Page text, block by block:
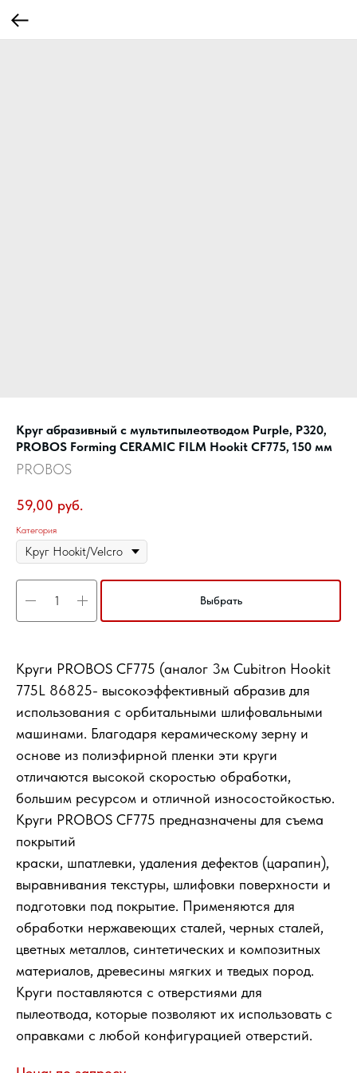
Круг абразивный c мультипылеотводом Purple, P320,
PROBOS Forming CERAMIC FILM Hookit CF775, 150 мм
PROBOS
59,00 руб.
Категория
Выбрать
Круги PROBOS CF775 (аналог 3м Cubitron Hookit
775L 86825- высокоэффективный абразив для
использования с орбитальными шлифовальными
машинами. Благодаря керамическому зерну и
основе из полиэфирной пленки эти круги
отличаются высокой скоростью обработки,
большим ресурсом и отличной износостойкостью.
Круги PROBOS CF775 предназначены для съема
покрытий
краски, шпатлевки, удаления дефектов (царапин),
выравнивания текстуры, шлифовки поверхности и
подготовки под покрытие. Применяются для
обработки нержавеющих сталей, черных сталей,
цветных металлов, синтетических и композитных
материалов, древесины мягких и тведых пород.
Круги поставляются с отверстиями для
пылеотвода, которые позволяют их использовать с
оправками с любой конфигурацией отверстий.